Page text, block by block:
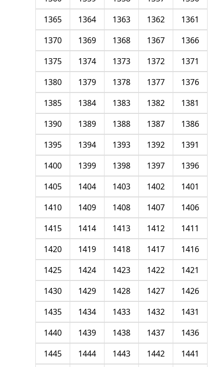
1361
1362
1363
1364
1365
1366
1367
1368
1369
1370
1371
1372
1373
1374
1375
1376
1377
1378
1379
1380
1381
1382
1383
1384
1385
1386
1387
1388
1389
1390
1391
1392
1393
1394
1395
1396
1397
1398
1399
1400
1401
1402
1403
1404
1405
1406
1407
1408
1409
1410
1411
1412
1413
1414
1415
1416
1417
1418
1419
1420
1421
1422
1423
1424
1425
1426
1427
1428
1429
1430
1431
1432
1433
1434
1435
1436
1437
1438
1439
1440
1441
1442
1443
1444
1445